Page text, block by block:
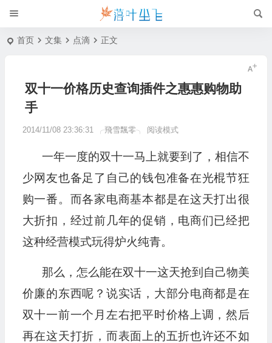
首页 文集 点滴 正文
双十一价格历史查询插件之惠惠购物助
手
2014/11/08 23:36:31 ╭飛雪飄零╮ 阅读模式
一年一度的双十一马上就要到了，相信不
少网友也备足了自己的钱包准备在光棍节狂
购一番。而各家电商基本都是在这天打出很
大折扣，经过前几年的促销，电商们已经把
这种经营模式玩得炉火纯青。
那么，怎么能在双十一这天抢到自己物美
价廉的东西呢？说实话，大部分电商都是在
双十一前一个月左右把平时价格上调，然后
再在这天打折，而表面上的五折也许还不如